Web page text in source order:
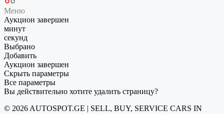
Меню
Аукцион завершен
минут
секунд
Выбрано
Добавить
Аукцион завершен
Скрыть параметры
Все параметры
Вы действительно хотите удалить страницу?
© 2026 AUTOSPOT.GE | SELL, BUY, SERVICE CARS IN